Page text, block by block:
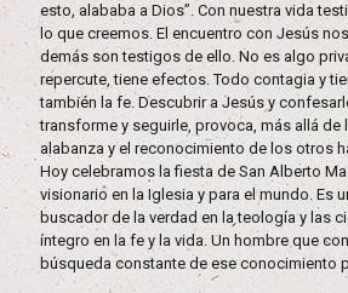
esto, alababa a Dios”. Con nuestra vida
lo que creemos. El encuentro con Jesús
demás son testigos de ello. No es algo
repercute, tiene efectos. Todo contagia y
también la fe. Descubrir a Jesús y
transforme y seguirle, provoca, más allá de
alabanza y el reconocimiento de los otros
Hoy celebramos la fiesta de San Alberto
visionario en la Iglesia y para el mundo. Es
buscador de la verdad en la teología y las
íntegro en la fe y la vida. Un hombre que
búsqueda constante de ese conocimiento